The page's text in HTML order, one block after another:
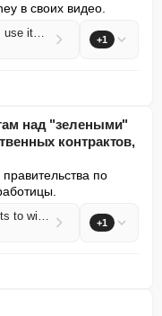
в своих видео.
Disney agrees deal to let TikTokers use its films and TV shows in videos +1
над "зелеными"
контрактов,
по
Prioritise new jobs over green targets to win public contracts, firms told +1